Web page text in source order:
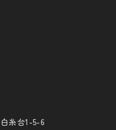
糸台1-5-6